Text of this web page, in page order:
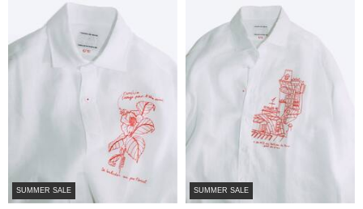
SUMMER SALE SUMMER SALE